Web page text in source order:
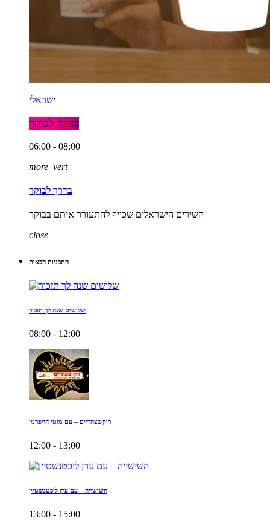
ישראלי
בדרך לבוקר
06:00 - 08:00
more_vert
בדרך לבוקר
השירים הישראלים שכייף להתעורר איתם בבוקר
close
התכניות הבאות
שלושים שנה לך תזכור
08:00 - 12:00
רוק בצהריים – עם מוטי הייפרמן
12:00 - 13:00
השישייה – עם ערן ליכטנשטיין
13:00 - 15:00